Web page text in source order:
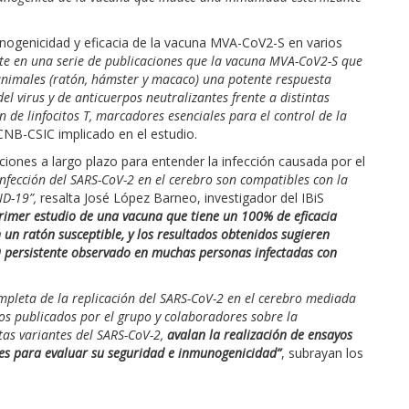
y eficacia de la vacuna MVA-CoV2-S en varios
una serie de publicaciones que la vacuna MVA-CoV2-S que
(ratón, hámster y macaco) una potente respuesta
virus y de anticuerpos neutralizantes frente a distintas
linfocitos T, marcadores esenciales para el control de la
CSIC implicado en el estudio.
a largo plazo para entender la infección causada por el
del SARS-CoV-2 en el cerebro son compatibles con la
19”, resalta José López Barneo, investigador del IBiS
estudio de una vacuna que tiene un 100% de eficacia
ratón susceptible, y los resultados obtenidos sugieren
observado en muchas personas infectadas con
de la replicación del SARS-CoV-2 en el cerebro mediada
publicados por el grupo y colaboradores sobre la
variantes del SARS-CoV-2, avalan la realización de ensayos
para evaluar su seguridad e inmunogenicidad”, subrayan los